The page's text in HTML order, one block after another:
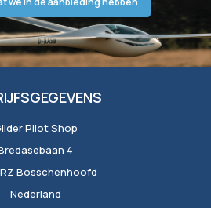
Pilot Shop
4
Bosschenhoofd
Nederland